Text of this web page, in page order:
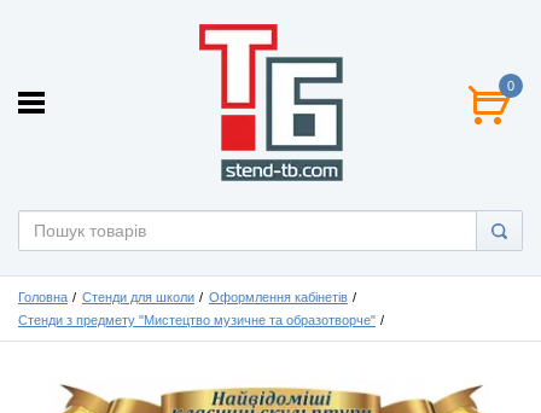
0
Головна Стенди для школи
Оформлення кабінетів
Стенди з предмету "Мистецтво музичне та образотворче"